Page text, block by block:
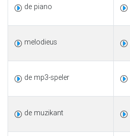
de piano
melodieus
de mp3-speler
de muzikant